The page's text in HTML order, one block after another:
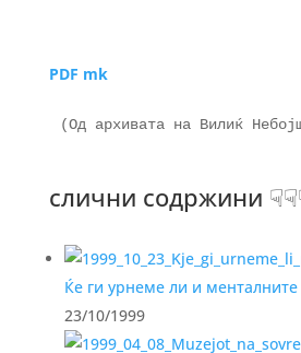
PDF mk
слични содржини
Ќе ги урнеме ли и менталните
23/10/1999